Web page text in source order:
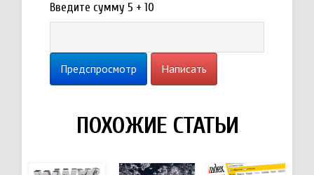
Введите сумму 5 + 10
Предспросмотр Написать
ПОХОЖИЕ СТАТЬИ